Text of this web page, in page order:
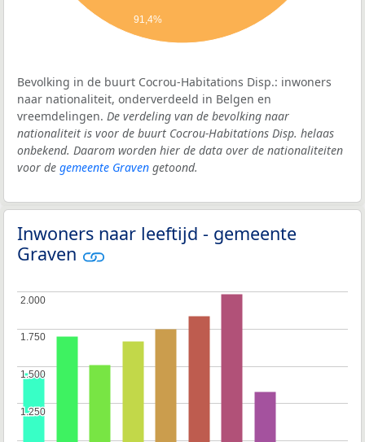
91,4%
Bevolking in de buurt Cocrou-Habitations Disp.: inwoners
naar nationaliteit, onderverdeeld in Belgen en
vreemdelingen. De verdeling van de bevolking naar
nationaliteit is voor de buurt Cocrou-Habitations Disp. helaas
onbekend. Daarom worden hier de data over de nationaliteiten
voor de gemeente Graven getoond.
Inwoners naar leeftijd - gemeente
Graven
1.250
1.250
1.500
1.500
1.750
1.750
2.000
2.000